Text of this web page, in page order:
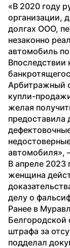
«В 2020 году
организации,
долгах ООО,
незаконно
автомобиль
Арбитражный
купли-
желая
предоставила
автомобиля»,
В апреле 2023
женщина
делу о
Ранее в
Белгородской
штрафа за
подделал